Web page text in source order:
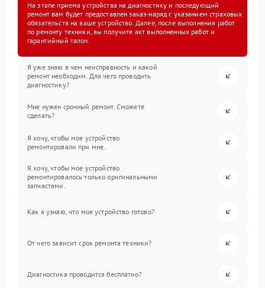
На этапе приема устройства на диагностику и последующий
ремонт вам будет предоставлен заказ-наряд с указанием страховых
обязательств на ваше устройство. Далее, после выполнения работ
по ремонту техники, вы получите акт выполненных работ и
гарантийный талон.
Я уже знаю в чем неисправность и какой
ремонт необходим. Для чего проводить
диагностику?
Мне нужен срочный ремонт. Сможете
сделать?
Я хочу, чтобы мое устройство
ремонтировали при мне.
Я хочу, чтобы мое устройство
ремонтировалось только оригинальными
запчастями.
Как я узнаю, что мое устройство готово?
От чего зависит срок ремонта техники?
Диагностика проводится бесплатно?